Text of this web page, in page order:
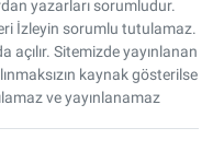
yazarları sorumludur.
İzleyin sorumlu tutulamaz.
açılır. Sitemizde yayınlanan
kaynak gösterilse
ve yayınlanamaz